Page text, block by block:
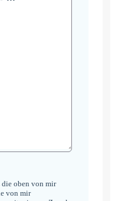
die oben von mir
von mir